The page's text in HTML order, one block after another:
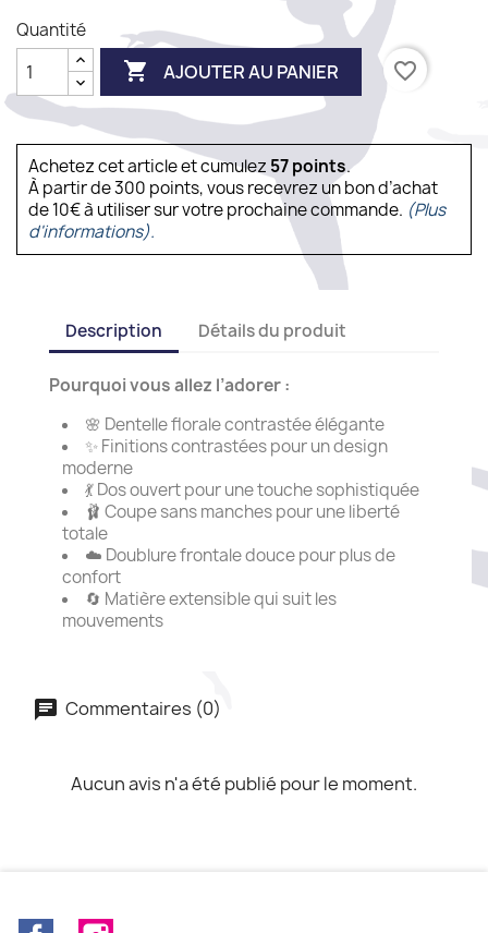
Quantité
 AJOUTER AU PANIER favorite_border
Achetez cet article et cumulez 57points.
À partir de 300 points, vous recevrez un bon d’achat
de 10€ à utiliser sur votre prochaine commande. (Plus
d'informations).
Description Détails du produit
Pourquoi vous allez l’adorer :
🌸 Dentelle florale contrastée élégante
✨ Finitions contrastées pour un design
moderne
💃 Dos ouvert pour une touche sophistiquée
🩰 Coupe sans manches pour une liberté
totale
☁️ Doublure frontale douce pour plus de
confort
🔄 Matière extensible qui suit les
mouvements
Commentaires (0)
Aucun avis n'a été publié pour le moment.